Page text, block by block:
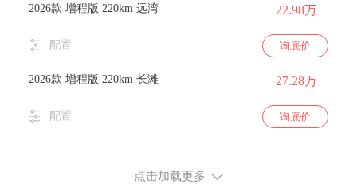
2026款 增程版 220km 远湾 22.98万
配置 询底价
2026款 增程版 220km 长滩 27.28万
配置 询底价
2026款 纯电版 650km 长滩点击加载更多